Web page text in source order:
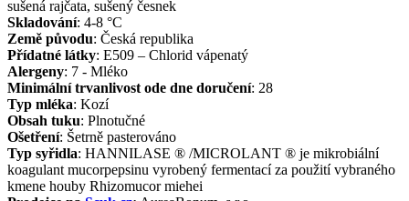
sušená rajčata, sušený česnek
Skladování: 4-8 °C
Země původu: Česká republika
Přídatné látky: E509 – Chlorid vápenatý
Alergeny: 7 - Mléko
Minimální trvanlivost ode dne doručení: 28
Typ mléka: Kozí
Obsah tuku: Plnotučné
Ošetření: Šetrně pasterováno
Typ syřidla: HANNILASE ® /MICROLANT ® je mikrobiální
koagulant mucorpepsinu vyrobený fermentací za použití vybraného
kmene houby Rhizomucor miehei